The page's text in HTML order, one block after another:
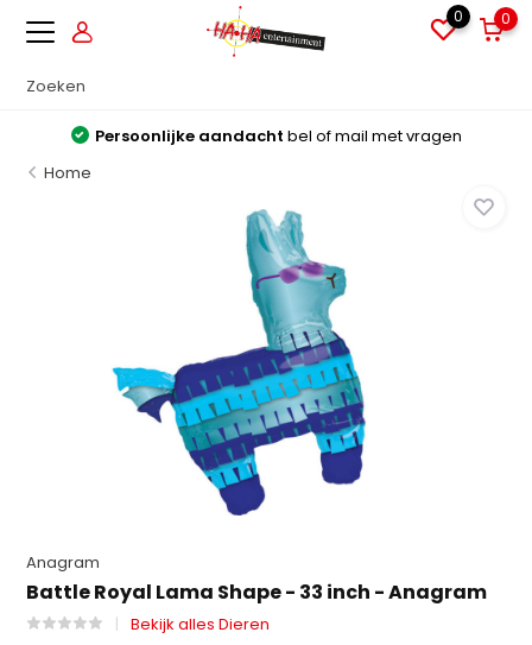
0 0
Persoonlijke aandacht bel of mail met vragen
Home
Anagram
Battle Royal Lama Shape - 33 inch - Anagram
Bekijk alles Dieren